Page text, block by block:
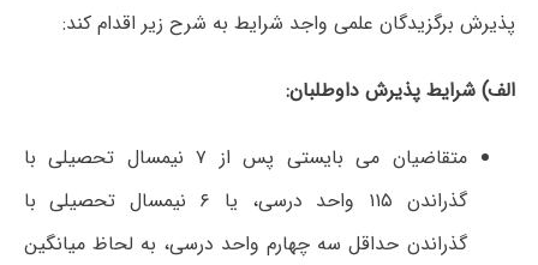
پذیرش برگزیدگان علمی واجد شرایط به شرح زیر اقدام کند:
الف) شرایط پذیرش داوطلبان:
متقاضیان می بایستی پس از ۷ نیمسال تحصیلی با
گذراندن ۱۱۵ واحد درسی، یا ۶ نیمسال تحصیلی با
گذراندن حداقل سه چهارم واحد درسی، به لحاظ میانگین